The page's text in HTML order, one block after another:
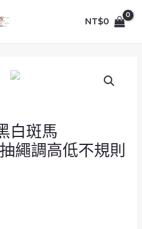
NT$0
白斑馬
繩調高低不規則